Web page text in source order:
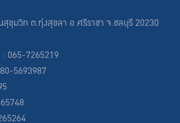
ขุมวิท ต.ทุ่งสุขลา อ.ศรีราชา จ.ชลบุรี 20230
: 065-7265219
5693987